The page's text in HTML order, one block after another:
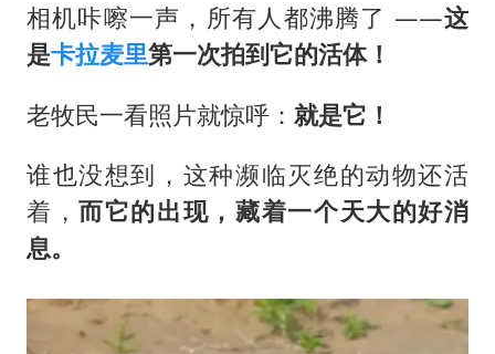
相机咔嚓一声，所有人都沸腾了 ——这
是卡拉麦里第一次拍到它的活体！
老牧民一看照片就惊呼： 就是它！
谁也没想到，这种濒临灭绝的动物还活
着，而它的出现，藏着一个天大的好消
息。